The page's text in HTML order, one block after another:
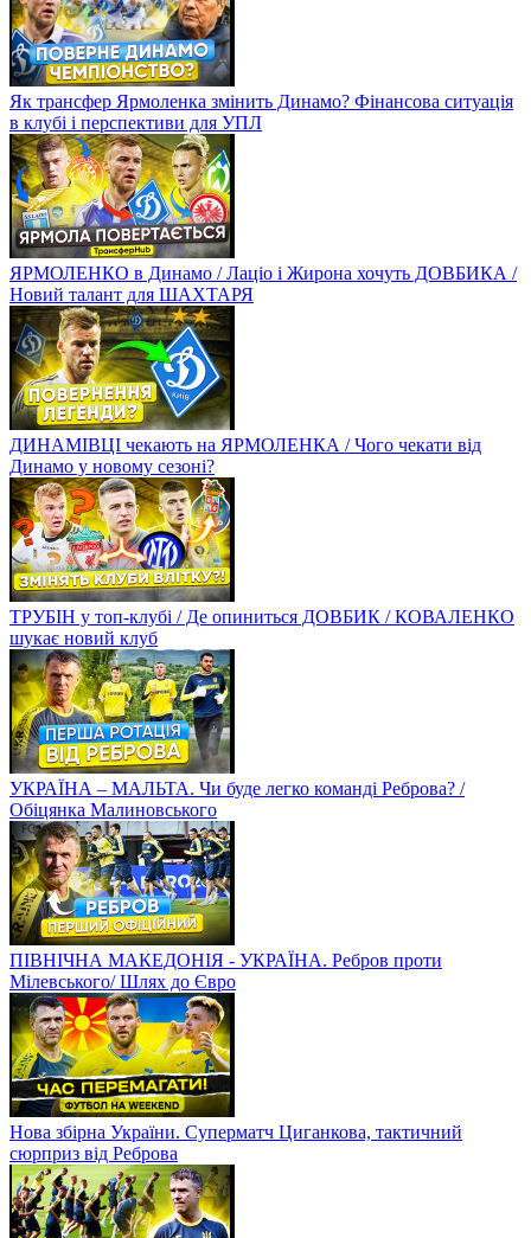
Як трансфер Ярмоленка змінить Динамо? Фінансова ситуація
в клубі і перспективи для УПЛ
ЯРМОЛЕНКО в Динамо / Лаціо і Жирона хочуть ДОВБИКА /
Новий талант для ШАХТАРЯ
ДИНАМІВЦІ чекають на ЯРМОЛЕНКА / Чого чекати від
Динамо у новому сезоні?
ТРУБІН у топ-клубі / Де опиниться ДОВБИК / КОВАЛЕНКО
шукає новий клуб
УКРАЇНА – МАЛЬТА. Чи буде легко команді Реброва? /
Обіцянка Малиновського
ПІВНІЧНА МАКЕДОНІЯ - УКРАЇНА. Ребров проти
Мілевського/ Шлях до Євро
Нова збірна України. Суперматч Циганкова, тактичний
сюрприз від Реброва